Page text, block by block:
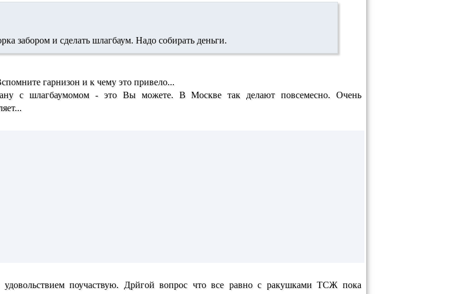
забором и сделать шлагбаум. Надо собирать деньги.
гарнизон и к чему это привело...
с шлагбаумомом - это Вы можете. В Москве так делают повсемесно. Очень
поучаствую. Дрйгой вопрос что все равно с ракушками ТСЖ пока